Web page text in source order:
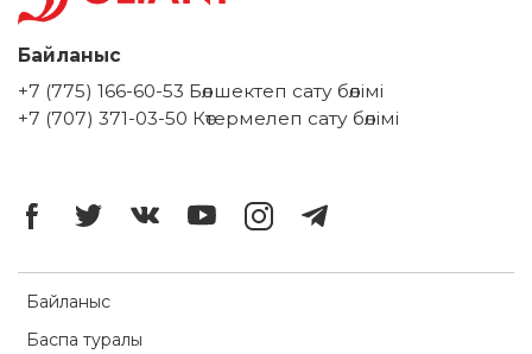
Байланыс
Баспа туралы
Байланыс
+7 (775) 166-60-53 Бөлшектеп сату бөлімі
+7 (707) 371-03-50 Көтермелеп сату бөлімі